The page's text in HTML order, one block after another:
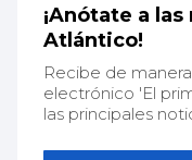
¡Anótate a
Atlántico!
Recibe de
electrónico 'El
las principales